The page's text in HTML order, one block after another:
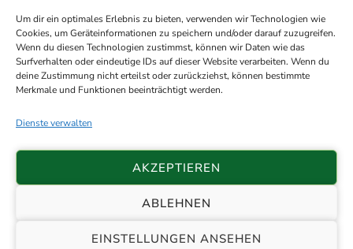
Um dir ein optimales Erlebnis zu bieten, verwenden wir Technologien wie
Cookies, um Geräteinformationen zu speichern und/oder darauf zuzugreifen.
Wenn du diesen Technologien zustimmst, können wir Daten wie das
Surfverhalten oder eindeutige IDs auf dieser Website verarbeiten. Wenn du
deine Zustimmung nicht erteilst oder zurückziehst, können bestimmte
Merkmale und Funktionen beeinträchtigt werden.
Dienste verwalten
AKZEPTIEREN
ABLEHNEN
EINSTELLUNGEN ANSEHEN
© 2026 Schützenverein Etzhorn e.V. von